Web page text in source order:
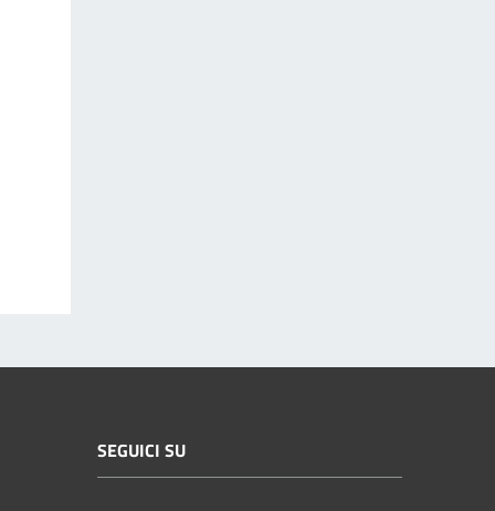
SEGUICI SU